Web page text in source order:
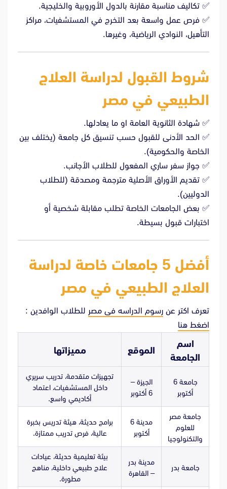
✅ تكاليف مناسبة مقارنة بالدول الأوروبية والخليجية.
✅ فرص عمل واسعة بعد التخرج في المستشفيات، مراكز
التأهيل، النوادي الرياضية، وغيرها.
شروط القبول لدراسة العلاج
الطبيعي في مصر
✅ شهادة الثانوية العامة او ما يعادلها.
✅ الحد الأدنى للقبول حسب تنسيق كل جامعة (يختلف بين
الخاصة والحكومية).
✅ جواز سفر ساري المفعول للطلاب الأجانب.
✅ تقديم الأوراق الأصلية مترجمة ومصدقة (للطلاب
الدوليين).
✅ بعض الجامعات الخاصة تطلب مقابلة شخصية أو
اختبارات قبول بسيطة.
أفضل 5 جامعات خاصة لدراسة
العلاج الطبيعي في مصر
تعرف اكتر عن رسوم الدراسه فى مصر للطلاب الوافدين :
اضغط هنا
اسم
الجامعة
الموقع مميزاتها
جامعة 6
أكتوبر
الجيزة –
6 أكتوبر
تجهيزات متقدمة، تدريب سريري
داخل المستشفيات، اعتماد
أكاديمي واسع.
جامعة مصر
للعلوم
والتكنولوجيا
مدينة 6
أكتوبر
برامج حديثة، هيئة تدريس بخبرة
عالية، فرص تدريب ممتازة.
جامعة بدر
مدينة بدر
– القاهرة
بيئة تعليمية حديثة، عيادات
علاج طبيعي داخلية، مناهج
مطورة.